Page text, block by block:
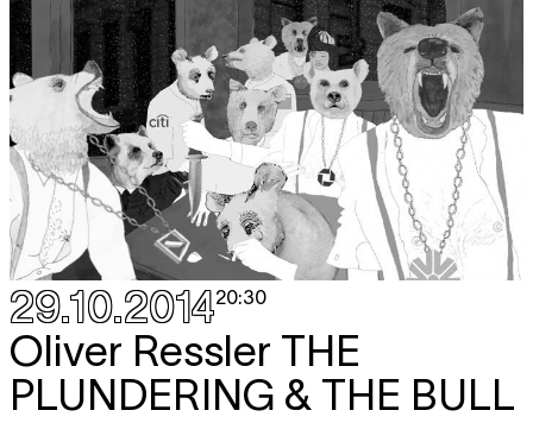
29.10.201420:30
Oliver Ressler THE
PLUNDERING & THE BULL